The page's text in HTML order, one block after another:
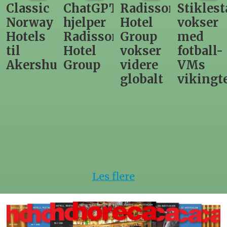
ChatGPT
hjelper
Radisson
Hotel
Group
Radisson
Hotel
Group
vokser
videre
Stiklestad
vokser
med
fotball-
VMs
vikingtematikk
Fra
direktør
til
nytt
Les flere